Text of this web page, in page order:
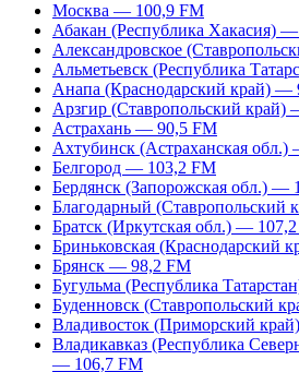
Москва — 100,9 FM
Абакан (Республика Хакасия)
Александровское
Альметьевск (Республика
Анапа (Краснодарский край) —
Арзгир (Ставропольский край)
Астрахань — 90,5 FM
Ахтубинск (Астраханская
Белгород — 103,2 FM
Бердянск (Запорожская обл.) —
Благодарный (Ставропольский
Братск (Иркутская обл.) —
Бриньковская (Краснодарский
Брянск — 98,2 FM
Бугульма (Республика
Буденновск (Ставропольский
Владивосток (Приморский
Владикавказ (Республика
— 106,7 FM